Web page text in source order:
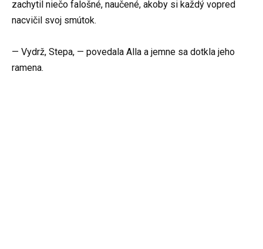
zachytil niečo falošné, naučené, akoby si každý vopred
nacvičil svoj smútok.
— Vydrž, Stepa, — povedala Alla a jemne sa dotkla jeho
ramena.